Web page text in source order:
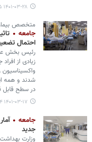
۱۴۰۱-۰۳-۲۸ ۱۲:۵۵
متخصص
جامعه
احتمال
رئیس بخش
زیادی از
واکسیناسیون
شدند و همه
در سطح قابل
۱۴۰۱-۰۳-۱۷ ۱۲:۰۴
جامعه
جدید
وزارت بهداشت